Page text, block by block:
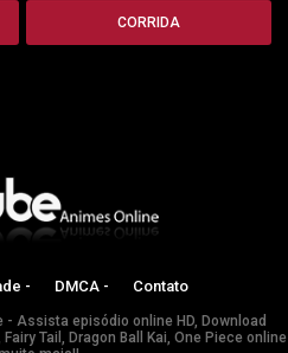
CORRIDA
- DMCA - Contato
Assista episódio online HD, Download
Tail, Dragon Ball Kai, One Piece online